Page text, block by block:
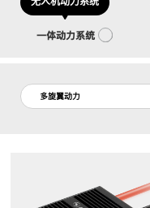
一体动力系统
多旋翼动力